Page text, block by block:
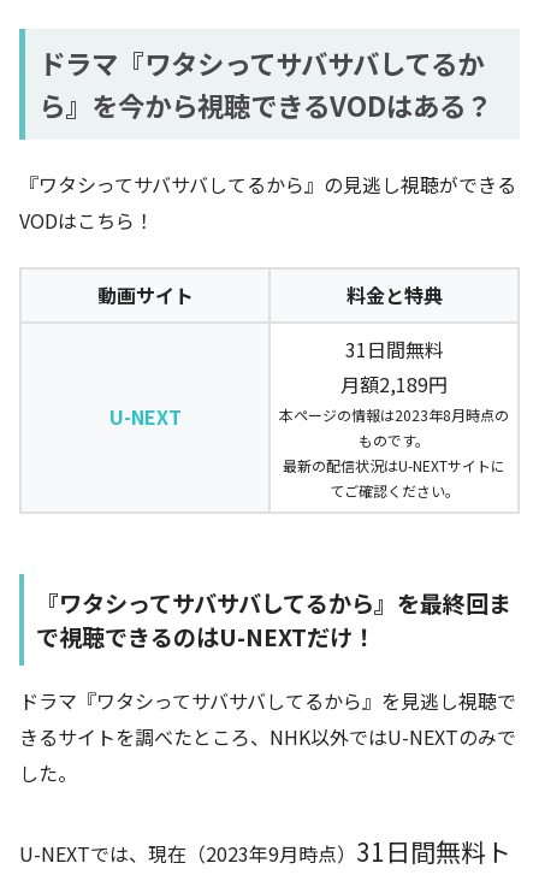
ドラマ『ワタシってサバサバしてるか
ら』を今から視聴できるVODはある？
『ワタシってサバサバしてるから』の見逃し視聴ができる
VODはこちら！
動画サイト 料金と特典
U-NEXT
31日間無料
月額2,189円
本ページの情報は2023年8月時点の
ものです。
最新の配信状況はU-NEXTサイトに
てご確認ください。
『ワタシってサバサバしてるから』を最終回ま
で視聴できるのはU-NEXTだけ！
ドラマ『ワタシってサバサバしてるから』を見逃し視聴で
きるサイトを調べたところ、NHK以外ではU-NEXTのみで
した。
U-NEXTでは、現在（2023年9月時点） 31日間無料ト